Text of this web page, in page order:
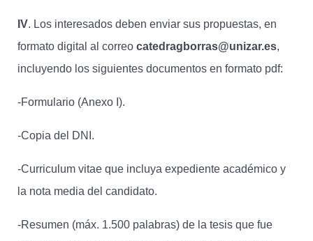
IV. Los interesados deben enviar sus propuestas, en
formato digital al correo catedragborras@unizar.es,
incluyendo los siguientes documentos en formato pdf:
-Formulario (Anexo I).
-Copia del DNI.
-Curriculum vitae que incluya expediente académico y
la nota media del candidato.
-Resumen (máx. 1.500 palabras) de la tesis que fue